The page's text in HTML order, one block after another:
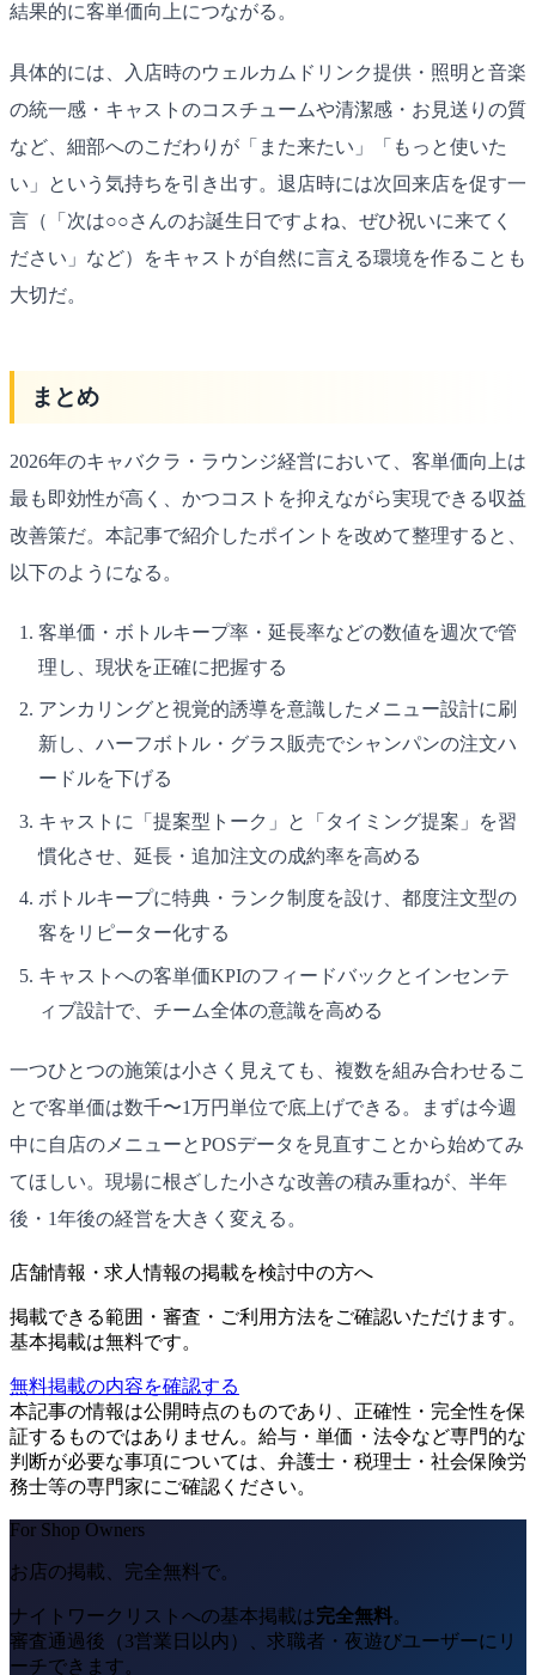
結果的に客単価向上につながる。
具体的には、入店時のウェルカムドリンク提供・照明と音楽
の統一感・キャストのコスチュームや清潔感・お見送りの質
など、細部へのこだわりが「また来たい」「もっと使いた
い」という気持ちを引き出す。退店時には次回来店を促す一
言（「次は○○さんのお誕生日ですよね、ぜひ祝いに来てく
ださい」など）をキャストが自然に言える環境を作ることも
大切だ。
まとめ
2026年のキャバクラ・ラウンジ経営において、客単価向上は
最も即効性が高く、かつコストを抑えながら実現できる収益
改善策だ。本記事で紹介したポイントを改めて整理すると、
以下のようになる。
客単価・ボトルキープ率・延長率などの数値を週次で管
理し、現状を正確に把握する
アンカリングと視覚的誘導を意識したメニュー設計に刷
新し、ハーフボトル・グラス販売でシャンパンの注文ハ
ードルを下げる
キャストに「提案型トーク」と「タイミング提案」を習
慣化させ、延長・追加注文の成約率を高める
ボトルキープに特典・ランク制度を設け、都度注文型の
客をリピーター化する
キャストへの客単価KPIのフィードバックとインセンテ
ィブ設計で、チーム全体の意識を高める
一つひとつの施策は小さく見えても、複数を組み合わせるこ
とで客単価は数千〜1万円単位で底上げできる。まずは今週
中に自店のメニューとPOSデータを見直すことから始めてみ
てほしい。現場に根ざした小さな改善の積み重ねが、半年
後・1年後の経営を大きく変える。
店舗情報・求人情報の掲載を検討中の方へ
掲載できる範囲・審査・ご利用方法をご確認いただけます。
基本掲載は無料です。
無料掲載の内容を確認する
本記事の情報は公開時点のものであり、正確性・完全性を保
証するものではありません。給与・単価・法令など専門的な
判断が必要な事項については、弁護士・税理士・社会保険労
務士等の専門家にご確認ください。
For Shop Owners
お店の掲載、完全無料で。
ナイトワークリストへの基本掲載は完全無料。
審査通過後（3営業日以内）、求職者・夜遊びユーザーにリ
ーチできます。